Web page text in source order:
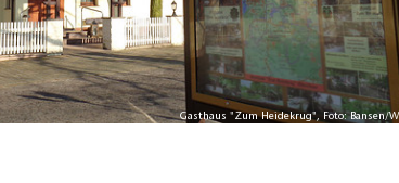
Gasthaus "Zum Heidekrug", Foto: Bansen/